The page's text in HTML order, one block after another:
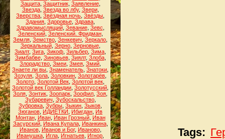
Защита, Защитник, Заявление,
Звезда, Звезда во лбу, Звери,
Зверства Звёздная ночь Звёзды
Здания Здоровье Здрава
Здравомыслящий, Зевание, Зевс
Зеленский, Зеленский. Фридман,
Земля Земство Зенкевич Зеркало
Зеркальный, Зерно, Зерновые,
Зиалт, Зига Зикоф Зильбер Зима
Зимбабве, Зиновьев, Зиялт, Злоба,
Злорадство Змеи Змея Змий
Знаете ли вы Знаменатель Знатоки
Зозуля Зола Золовкин Золотарёв
Золото Золотой Век Золотой век
Золотой век Голландии Золотусский
Золя Зонтик Зоопарк Зоофил Зоя
Зубаревич Зубоскальство,
Зубровка Зубры Зыкин Зыков
Зюганов ИДИЁТКИ Ибигдан Ив
Монтан, Иван, Иван Грозный, Иван
Засурский, Ивана Купала, Иванкина,
Иванов, Иванов и Бог, Иваново,
Иванушка Игла Игнатьев Игнор Tags: